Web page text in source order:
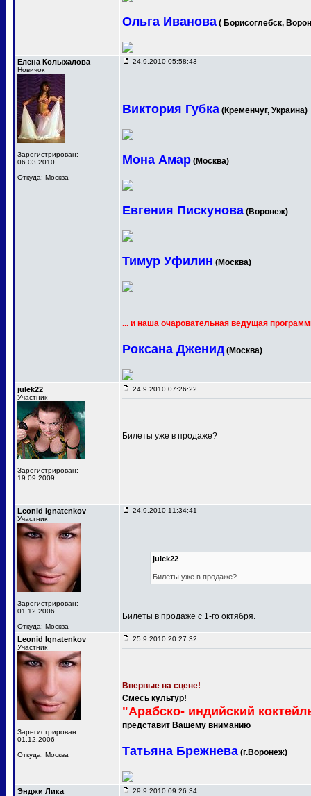
Ольга Иванова ( Борисоглебск,
Елена Колыхалова
Новичок
Зарегистрирован:
06.03.2010
Откуда: Москва
24.9.2010 05:58:43
Виктория Губка (Кременчуг, Украина)
Мона Амар (Москва)
Евгения Пискунова (Воронеж)
Тимур Уфилин (Москва)
... и наша очаровательная ведущая
Роксана Дженид (Москва)
julek22
Участник
Зарегистрирован:
19.09.2009
24.9.2010 07:26:22
Билеты уже в продаже?
Leonid Ignatenkov
Участник
Зарегистрирован:
01.12.2006
Откуда: Москва
24.9.2010 11:34:41
julek22
Билеты уже в продаже?
Билеты в продаже с 1-го октября.
Leonid Ignatenkov
Участник
Зарегистрирован:
01.12.2006
Откуда: Москва
25.9.2010 20:27:32
Впервые на сцене!
Смесь культур!
"Арабско- индийский
представит Вашему вниманию
Татьяна Брежнева (г.Воронеж)
Энджи Лика 29.9.2010 09:26:34